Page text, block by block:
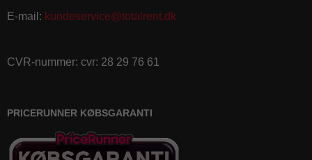
E-mail : kundeservice@totalrent.dk
CVR-nummer: cvr: 28 29 76 61
PRICERUNNER KØBSGARANTI